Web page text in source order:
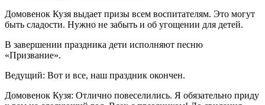
Домовенок Кузя выдает призы всем воспитателям. Это могут
быть сладости. Нужно не забыть и об угощении для детей.
В завершении праздника дети исполняют песню
«Призвание».
Ведущий: Вот и все, наш праздник окончен.
Домовенок Кузя: Отлично повеселились. Я обязательно приду